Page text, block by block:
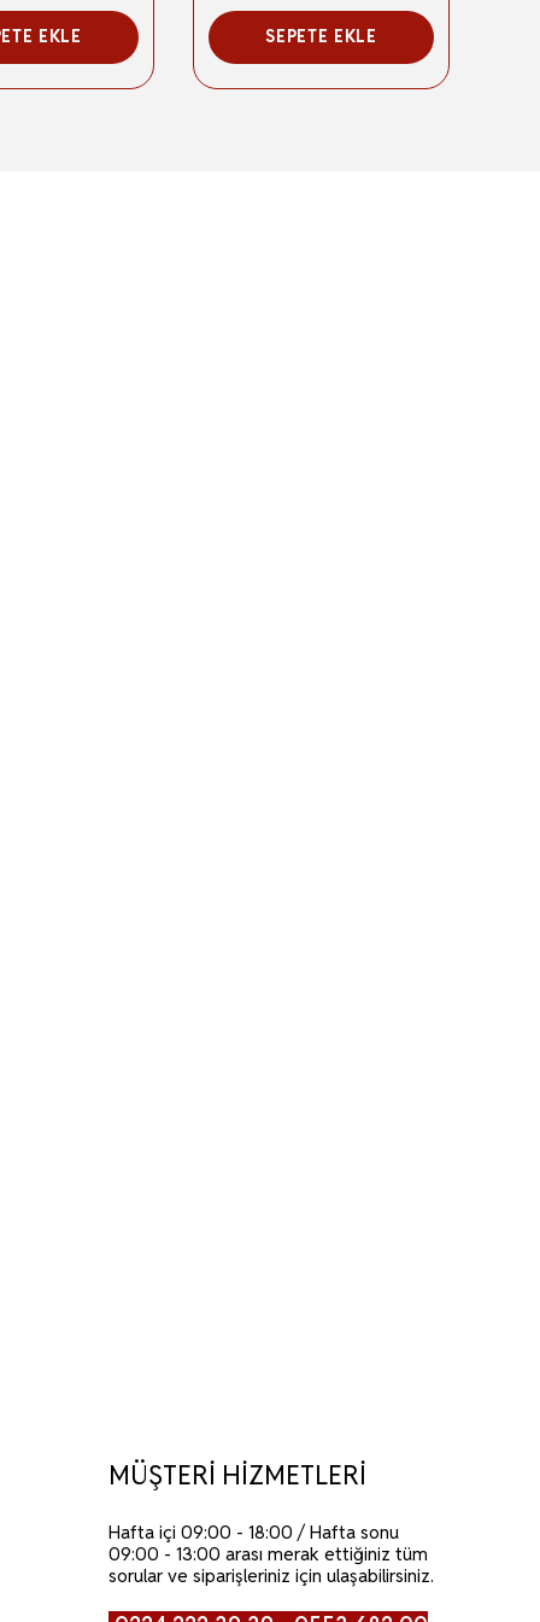
EKLE SEPETE EKLE
MÜŞTERİ HİZMETLERİ
Hafta içi 09:00 - 18:00 / Hafta sonu
09:00 - 13:00 arası merak ettiğiniz tüm
sorular ve siparişleriniz için ulaşabilirsiniz.